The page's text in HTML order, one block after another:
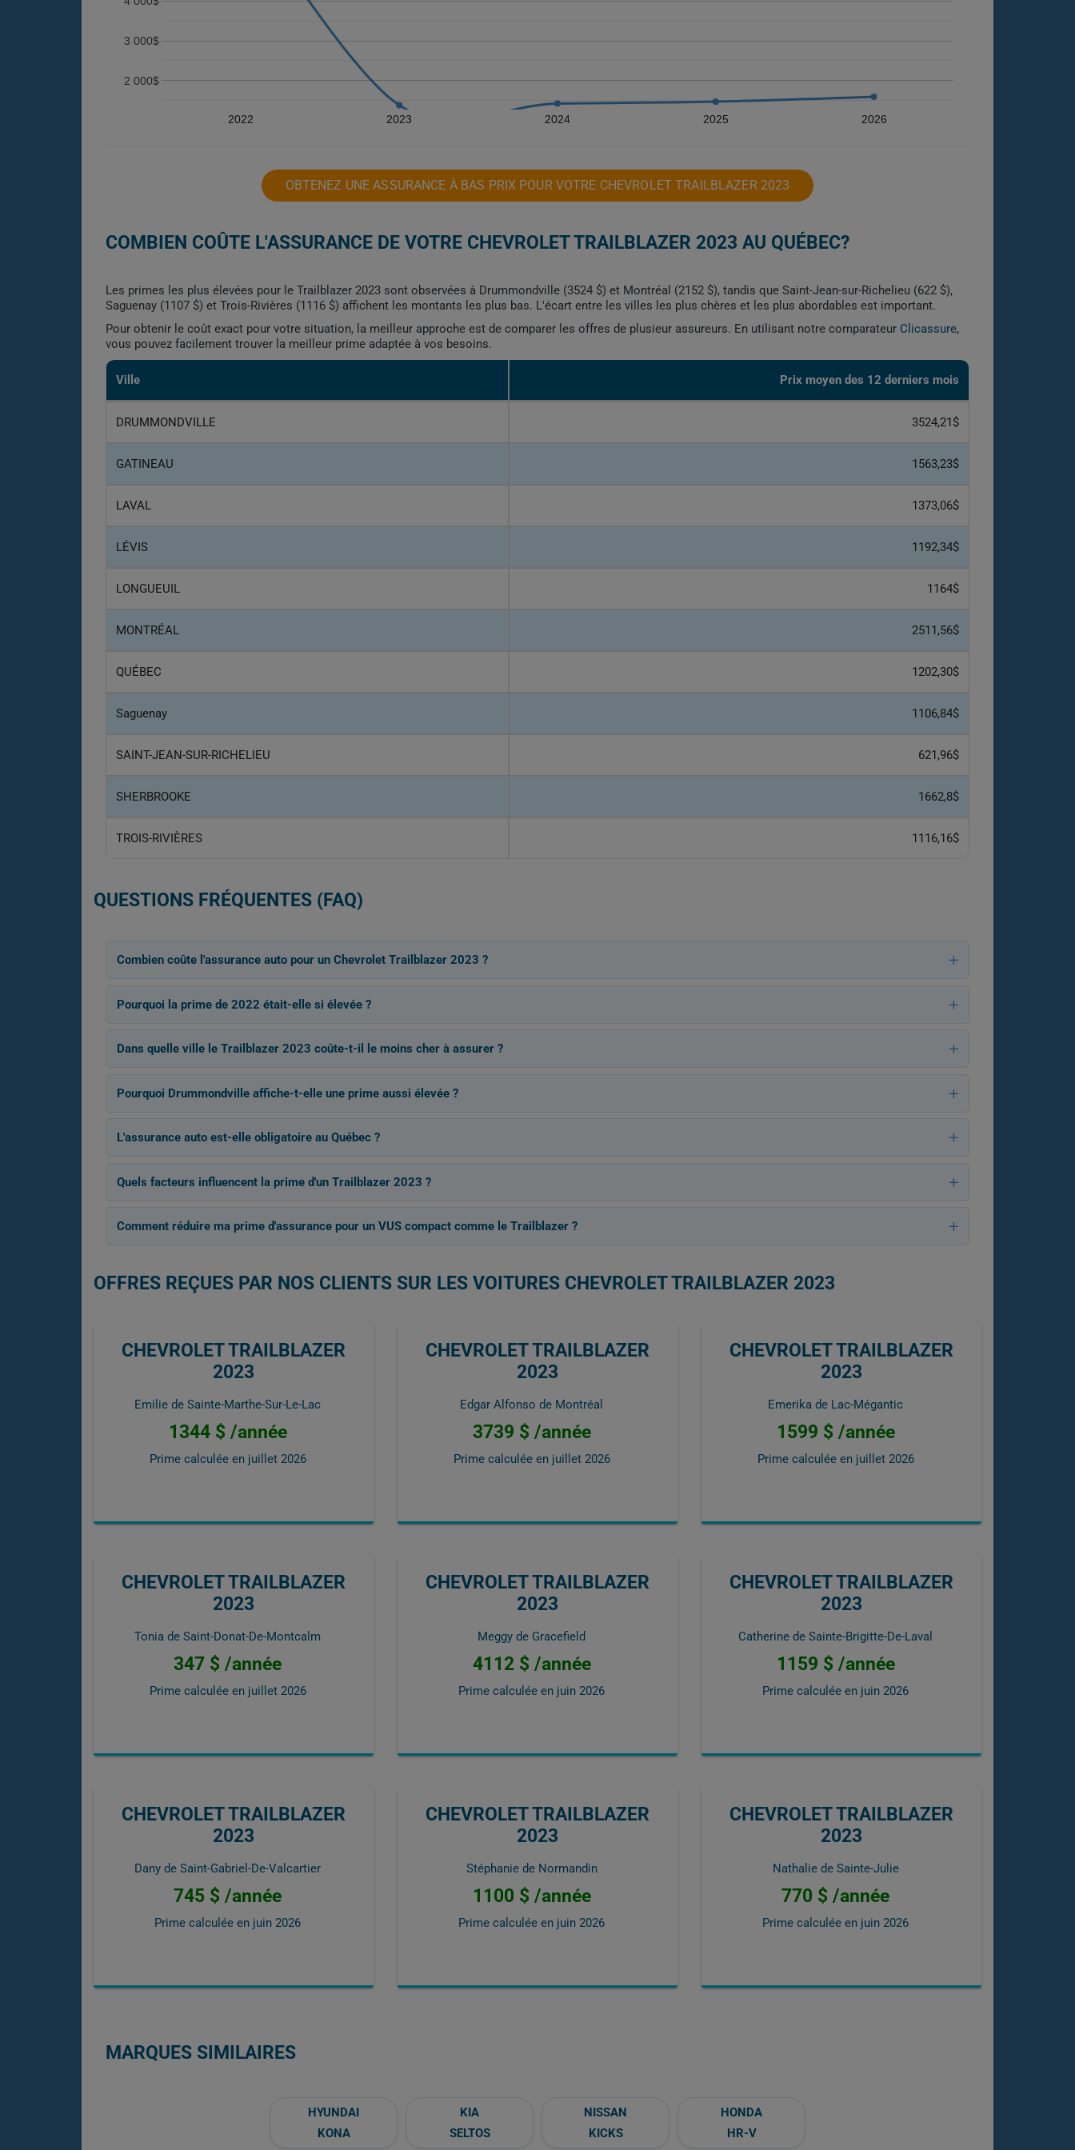
2022 2023 2024 2025 2026
2 000$
3 000$
OBTENEZ UNE ASSURANCE À BAS PRIX POUR VOTRE CHEVROLET TRAILBLAZER 2023
COMBIEN COÛTE L'ASSURANCE DE VOTRE CHEVROLET TRAILBLAZER 2023 AU QUÉBEC?
Les primes les plus élevées pour le Trailblazer 2023 sont observées à Drummondville (3524 $) et Montréal (2152 $), tandis que Saint-Jean-sur-Richelieu (622 $),
Saguenay (1107 $) et Trois-Rivières (1116 $) affichent les montants les plus bas. L'écart entre les villes les plus chères et les plus abordables est important.
Pour obtenir le coût exact pour votre situation, la meilleur approche est de comparer les offres de plusieur assureurs. En utilisant notre comparateur Clicassure,
vous pouvez facilement trouver la meilleur prime adaptée à vos besoins.
Ville Prix ​​moyen des 12 derniers mois
DRUMMONDVILLE 3524,21$
GATINEAU 1563,23$
LAVAL 1373,06$
LÉVIS 1192,34$
LONGUEUIL 1164$
MONTRÉAL 2511,56$
QUÉBEC 1202,30$
Saguenay 1106,84$
SAINT-JEAN-SUR-RICHELIEU 621,96$
SHERBROOKE 1662,8$
TROIS-RIVIÈRES 1116,16$
QUESTIONS FRÉQUENTES (FAQ)
Combien coûte l'assurance auto pour un Chevrolet Trailblazer 2023 ?
Pourquoi la prime de 2022 était-elle si élevée ?
Dans quelle ville le Trailblazer 2023 coûte-t-il le moins cher à assurer ?
Pourquoi Drummondville affiche-t-elle une prime aussi élevée ?
L'assurance auto est-elle obligatoire au Québec ?
Quels facteurs influencent la prime d'un Trailblazer 2023 ?
Comment réduire ma prime d'assurance pour un VUS compact comme le Trailblazer ?
OFFRES REÇUES PAR NOS CLIENTS SUR LES VOITURES CHEVROLET TRAILBLAZER 2023
CHEVROLET TRAILBLAZER
2023
Emilie de Sainte-Marthe-Sur-Le-Lac
1344 $ /année
Prime calculée en juillet 2026
CHEVROLET TRAILBLAZER
2023
Edgar Alfonso de Montréal
3739 $ /année
Prime calculée en juillet 2026
CHEVROLET TRAILBLAZER
2023
Emerika de Lac-Mégantic
1599 $ /année
Prime calculée en juillet 2026
CHEVROLET TRAILBLAZER
2023
Tonia de Saint-Donat-De-Montcalm
347 $ /année
Prime calculée en juillet 2026
CHEVROLET TRAILBLAZER
2023
Meggy de Gracefield
4112 $ /année
Prime calculée en juin 2026
CHEVROLET TRAILBLAZER
2023
Catherine de Sainte-Brigitte-De-Laval
1159 $ /année
Prime calculée en juin 2026
CHEVROLET TRAILBLAZER
2023
Dany de Saint-Gabriel-De-Valcartier
745 $ /année
Prime calculée en juin 2026
CHEVROLET TRAILBLAZER
2023
Stéphanie de Normandin
1100 $ /année
Prime calculée en juin 2026
CHEVROLET TRAILBLAZER
2023
Nathalie de Sainte-Julie
770 $ /année
Prime calculée en juin 2026
MARQUES SIMILAIRES
HYUNDAI
KONA
KIA
SELTOS
NISSAN
KICKS
HONDA
HR-V